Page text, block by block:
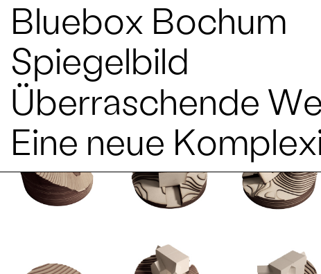
Bluebox Bochum
Spiegelbild
Überraschende
Eine neue